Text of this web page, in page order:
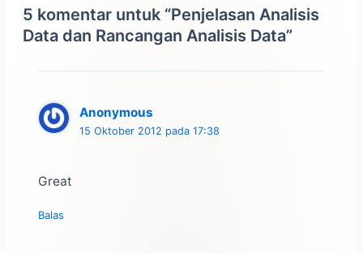
5 komentar untuk “Penjelasan Analisis
Data dan Rancangan Analisis Data”
Anonymous
15 Oktober 2012 pada 17:38
Great
Balas